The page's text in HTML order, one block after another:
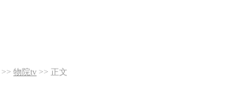
>> 物院tv >> 正文